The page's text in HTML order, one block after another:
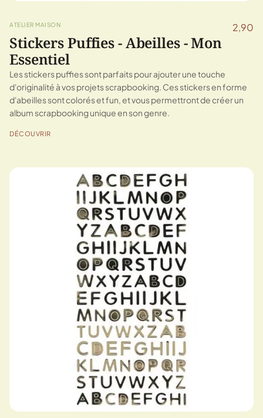
ATELIER MAISON 2,90
Stickers Puffies - Abeilles - Mon
Essentiel
Les stickers puffies sont parfaits pour ajouter une touche
d'originalité à vos projets scrapbooking. Ces stickers en forme
d'abeilles sont colorés et fun, et vous permettront de créer un
album scrapbooking unique en son genre.
DÉCOUVRIR